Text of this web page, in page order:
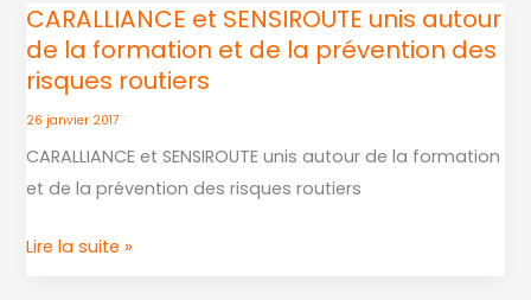
Gestion
Technique
et
Administrative
des
Centres
Sensibilisation
CARALLIANCE et SENSIROUTE unis autour
de la formation et de la prévention des
risques routiers
26 janvier 2017
CARALLIANCE et SENSIROUTE unis autour de la formation
et de la prévention des risques routiers
CARALLIANCE
et
SENSIROUTE
unis
autour
de
formation
Lire la suite »